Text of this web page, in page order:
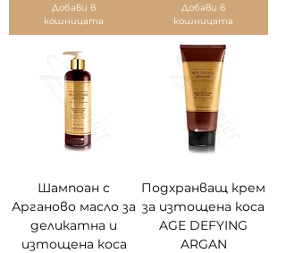
Добави в
кошницата
Добави в
кошницата
Шампоан с
Арганово масло за
деликатна и
изтощена коса
Подхранващ крем
за изтощена коса
AGE DEFYING
ARGAN